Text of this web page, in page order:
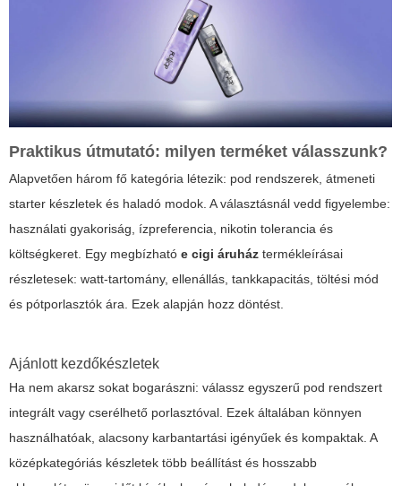
Praktikus útmutató: milyen terméket válasszunk?
Alapvetően három fő kategória létezik: pod rendszerek, átmeneti
starter készletek és haladó modok. A választásnál vedd figyelembe:
használati gyakoriság, ízpreferencia, nikotin tolerancia és
költségkeret. Egy megbízható e cigi áruház termékleírásai
részletesek: watt-tartomány, ellenállás, tankkapacitás, töltési mód
és pótporlasztók ára. Ezek alapján hozz döntést.
Ajánlott kezdőkészletek
Ha nem akarsz sokat bogarászni: válassz egyszerű pod rendszert
integrált vagy cserélhető porlasztóval. Ezek általában könnyen
használhatóak, alacsony karbantartási igényűek és kompaktak. A
középkategóriás készletek több beállítást és hosszabb